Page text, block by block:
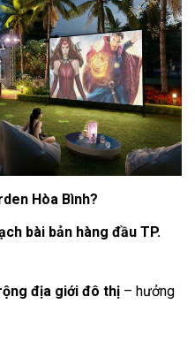
Hòa Bình?
bài bản hàng đầu TP.
địa giới đô thị– hưởng